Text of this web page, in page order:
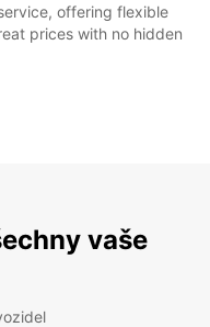
offering flexible
prices with no hidden
vaše